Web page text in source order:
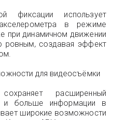
фиксации использует
в режиме
при динамичном движении
ровным, создавая эффект
для видеосъёмки
расширенный
и больше информации в
широкие возможности